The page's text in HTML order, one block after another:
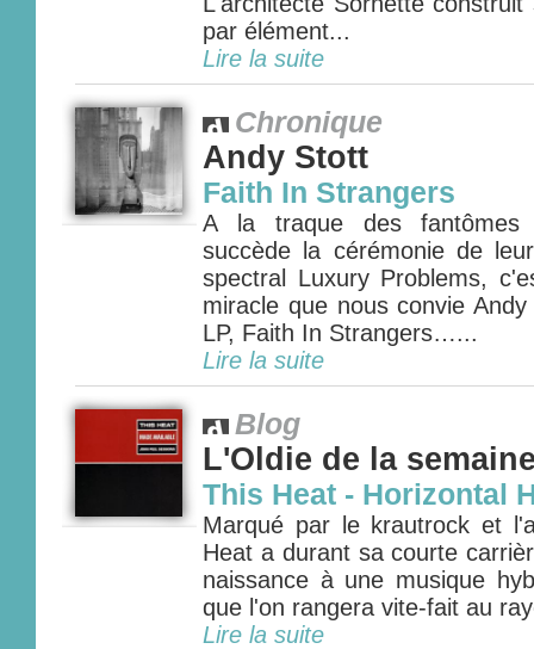
par élément...
Lire la suite
Chronique
Andy Stott
Faith In Strangers
A la traque des fantômes
succède la cérémonie de
spectral Luxury Problems,
miracle que nous convie
LP, Faith In Strangers…...
Lire la suite
Blog
L'Oldie de la
This Heat - Horizontal
Marqué par le krautrock et
Heat a durant sa courte
naissance à une musique
que l'on rangera vite-fait au
Lire la suite